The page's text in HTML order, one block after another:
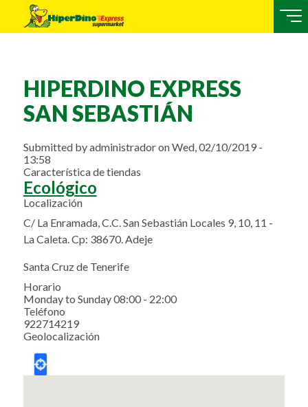
HIPERDINO EXPRESS
SAN SEBASTIÁN
Submitted byadministradoronWed, 02/10/2019 -
13:58
Característica de tiendas
Ecológico
Localización
C/ La Enramada, C.C. San Sebastián Locales 9, 10, 11 -
La Caleta. Cp: 38670. Adeje
Santa Cruz de Tenerife
Horario
Monday to Sunday 08:00 - 22:00
Teléfono
922714219
Geolocalización